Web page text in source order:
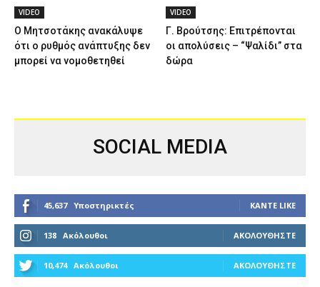
VIDEO
Ο Μητσοτάκης ανακάλυψε
ότι ο ρυθμός ανάπτυξης δεν
μπορεί να νομοθετηθεί
VIDEO
Γ. Βρούτσης: Επιτρέπονται
οι απολύσεις – “Ψαλίδι” στα
δώρα
SOCIAL MEDIA
45,637 Υποστηρικτές ΚΆΝΤΕ LIKE
138 Ακόλουθοι ΑΚΟΛΟΥΘΉΣΤΕ
10,474 Ακόλουθοι ΑΚΟΛΟΥΘΉΣΤΕ